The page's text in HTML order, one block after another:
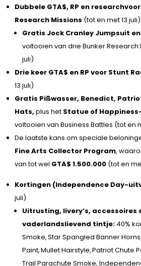
Dubbele GTA$, RP en
Research Missions (tot en met 13 juli)
Gratis Jock Cranley Jumpsuit en
voltooien van drie Bunker Research
juli)
Drie keer GTA$ en RP voor Stunt
13 juli)
Gratis Pißwasser, Benedict,
Hats, plus hetStatue of
voltooien van Business Battles (tot en
De laatste kans om speciale
Fine Arts Collector Program,
van tot wel GTA$ 1.500.000 (tot en
Kortingen (Independence Day-
juli)
Uitrusting, livery’s, accessoires
vaderlandslievend tintje: 40%
Smoke, Star Spangled Banner Horns,
Paint, Mullet Hairstyle, Patriot Chute
Trail Parachute Smoke,